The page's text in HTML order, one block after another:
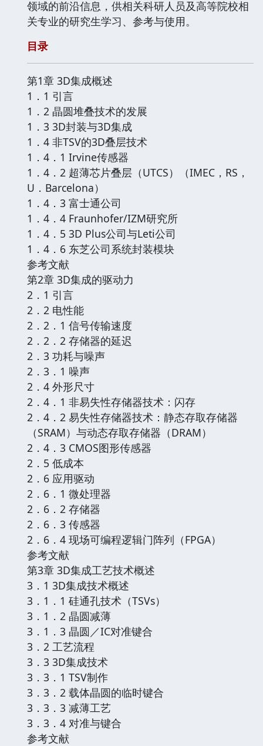
领域的前沿信息，供相关科研人员及高等院校相
关专业的研究生学习、参考与使用。
目录
第1章 3D集成概述
1．1 引言
1．2 晶圆堆叠技术的发展
1．3 3D封装与3D集成
1．4 非TSV的3D叠层技术
1．4．1 Irvine传感器
1．4．2 超薄芯片叠层（UTCS）（IMEC，RS，
U．Barcelona）
1．4．3 富士通公司
1．4．4 Fraunhofer/IZM研究所
1．4．5 3D Plus公司与Leti公司
1．4．6 东芝公司系统封装模块
参考文献
第2章 3D集成的驱动力
2．1 引言
2．2 电性能
2．2．1 信号传输速度
2．2．2 存储器的延迟
2．3 功耗与噪声
2．3．1 噪声
2．4 外形尺寸
2．4．1 非易失性存储器技术：闪存
2．4．2 易失性存储器技术：静态存取存储器
（SRAM）与动态存取存储器（DRAM）
2．4．3 CMOS图形传感器
2．5 低成本
2．6 应用驱动
2．6．1 微处理器
2．6．2 存储器
2．6．3 传感器
2．6．4 现场可编程逻辑门阵列（FPGA）
参考文献
第3章 3D集成工艺技术概述
3．1 3D集成技术概述
3．1．1 硅通孔技术（TSVs）
3．1．2 晶圆减薄
3．1．3 晶圆／IC对准键合
3．2 工艺流程
3．3 3D集成技术
3．3．1 TSV制作
3．3．2 载体晶圆的临时键合
3．3．3 减薄工艺
3．3．4 对准与键合
参考文献